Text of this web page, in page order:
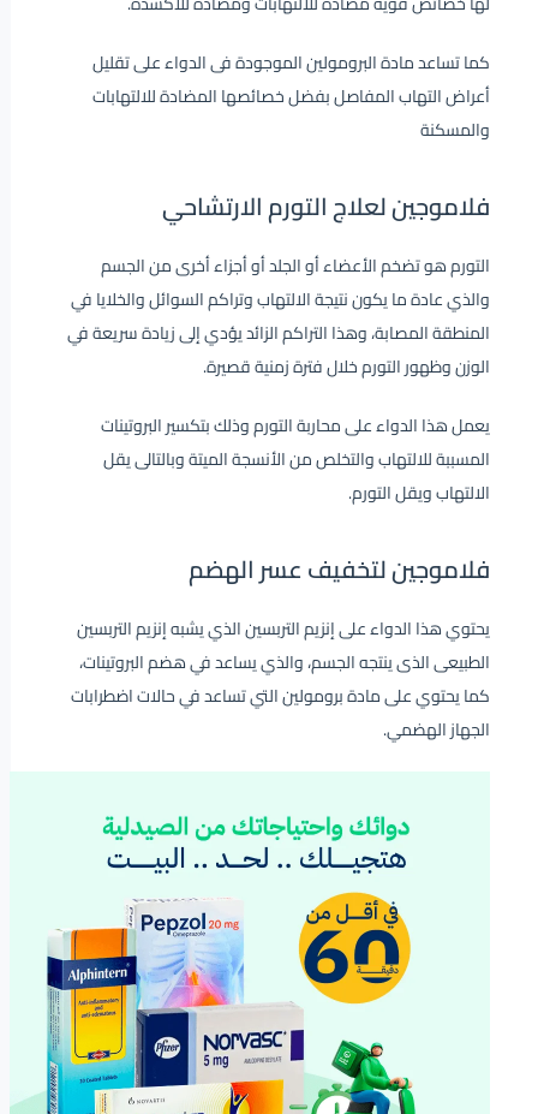
كما تساعد مادة البرومولين الموجودة فى الدواء على تقليل
أعراض التهاب المفاصل بفضل خصائصها المضادة للالتهابات
والمسكنة
فلاموجين لعلاج التورم الارتشاحي
التورم هو تضخم الأعضاء أو الجلد أو أجزاء أخرى من الجسم
والذي عادة ما يكون نتيجة الالتهاب وتراكم السوائل والخلايا في
المنطقة المصابة، وهذا التراكم الزائد يؤدي إلى زيادة سريعة في
الوزن وظهور التورم خلال فترة زمنية قصيرة.
يعمل هذا الدواء على محاربة التورم وذلك بتكسير البروتينات
المسببة للالتهاب والتخلص من الأنسجة الميتة وبالتالى يقل
الالتهاب ويقل التورم.
فلاموجين لتخفيف عسر الهضم
يحتوي هذا الدواء على إنزيم التربسين الذي يشبه إنزيم التربسين
الطبيعى الذى ينتجه الجسم، والذي يساعد في هضم البروتينات،
كما يحتوي على مادة برومولين التي تساعد في حالات اضطرابات
الجهاز الهضمي.